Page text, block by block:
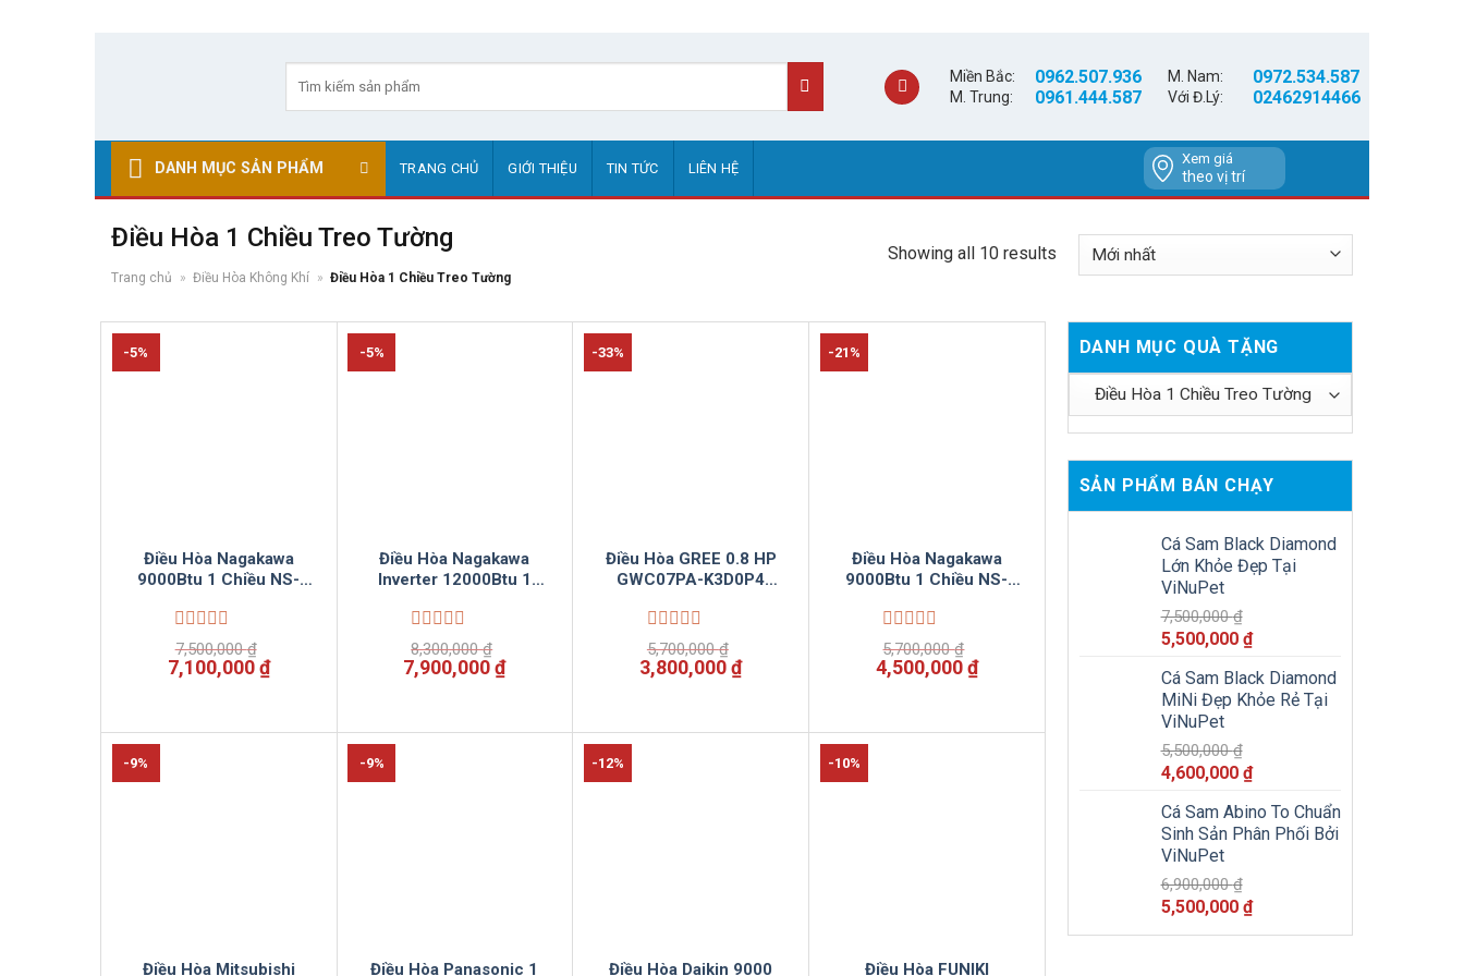
kiếm:
Miền Bắc: 0962.507.936 M. Nam: 0972.534.587
M. Trung: 0961.444.587 Với Đ.Lý: 02462914466
DANH MỤC SẢN PHẨM TRANG CHỦ GIỚI THIỆU TIN TỨC LIÊN HỆ
Xem giá
theo vị trí
Điều Hòa 1 Chiều Treo Tường
Trang chủ » Điều Hòa Không Khí » Điều Hòa 1 Chiều Treo Tường
Showing all 10 results
-5%
Điều Hòa Nagakawa
9000Btu 1 Chiều NS-
Phối
Được
xếp
hạng
sao
7,500,000₫
Giá
gốc
7,100,000₫Giá
hiện
7,100,000 ₫.
-5%
Điều Hòa Nagakawa
Inverter 12000Btu 1
Vinsun Phân Phối
Được
xếp
hạng
sao
8,300,000₫
Giá
gốc
7,900,000₫Giá
7,900,000 ₫.
-33%
Điều Hòa GREE 0.8 HP
GWC07PA-K3D0P4
Được
xếp
hạng
sao
5,700,000₫
Giá
gốc
3,800,000₫Giá
3,800,000 ₫.
-21%
Điều Hòa Nagakawa
9000Btu 1 Chiều NS-
Phối
Được
xếp
hạng
sao
5,700,000₫
Giá
gốc
4,500,000₫Giá
hiện
-9%
Điều Hòa Mitsubishi
-9%
Điều Hòa Panasonic 1
-12%
Điều Hòa Daikin 9000
-10%
Điều Hòa FUNIKI
DANH MỤC QUÀ TẶNG
SẢN PHẨM BÁN CHẠY
Cá Sam Black Diamond
Lớn Khỏe Đẹp Tại
ViNuPet
7,500,000₫
Giá
là:
7,500,000 ₫.
5,500,000 ₫Giá
tại
là:
Cá Sam Black Diamond
MiNi Đẹp Khỏe Rẻ Tại
ViNuPet
5,500,000₫
Giá
là:
5,500,000 ₫.
4,600,000 ₫Giá
tại
là:
Cá Sam Abino To Chuẩn
Sinh Sản Phân Phối Bởi
ViNuPet
6,900,000₫
Giá
5,500,000 ₫Giá